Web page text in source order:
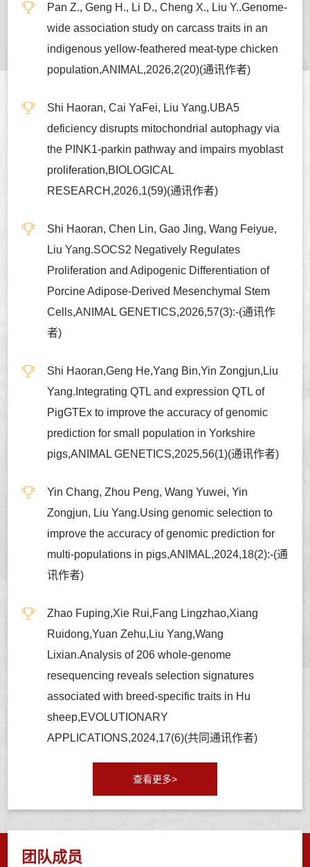
Pan Z., Geng H., Li D., Cheng X., Liu Y..Genome-
wide association study on carcass traits in an
indigenous yellow-feathered meat-type chicken
population,ANIMAL,2026,2(20)(通讯作者)
Shi Haoran, Cai YaFei, Liu Yang.UBA5
deficiency disrupts mitochondrial autophagy via
the PINK1-parkin pathway and impairs myoblast
proliferation,BIOLOGICAL
RESEARCH,2026,1(59)(通讯作者)
Shi Haoran, Chen Lin, Gao Jing, Wang Feiyue,
Liu Yang.SOCS2 Negatively Regulates
Proliferation and Adipogenic Differentiation of
Porcine Adipose-Derived Mesenchymal Stem
Cells,ANIMAL GENETICS,2026,57(3):-(通讯作
者)
Shi Haoran,Geng He,Yang Bin,Yin Zongjun,Liu
Yang.Integrating QTL and expression QTL of
PigGTEx to improve the accuracy of genomic
prediction for small population in Yorkshire
pigs,ANIMAL GENETICS,2025,56(1)(通讯作者)
Yin Chang, Zhou Peng, Wang Yuwei, Yin
Zongjun, Liu Yang.Using genomic selection to
improve the accuracy of genomic prediction for
multi-populations in pigs,ANIMAL,2024,18(2):-(通
讯作者)
Zhao Fuping,Xie Rui,Fang Lingzhao,Xiang
Ruidong,Yuan Zehu,Liu Yang,Wang
Lixian.Analysis of 206 whole-genome
resequencing reveals selection signatures
associated with breed-specific traits in Hu
sheep,EVOLUTIONARY
APPLICATIONS,2024,17(6)(共同通讯作者)
查看更多>
团队成员